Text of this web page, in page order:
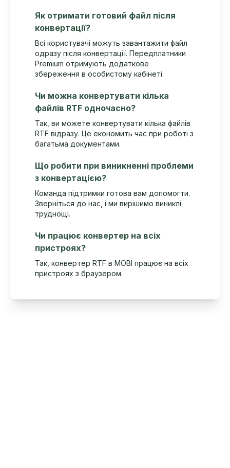
Як отримати готовий файл після
конвертації?
Всі користувачі можуть завантажити файл
одразу після конвертації. Передплатники
Premium отримують додаткове
збереження в особистому кабінеті.
Чи можна конвертувати кілька
файлів RTF одночасно?
Так, ви можете конвертувати кілька файлів
RTF відразу. Це економить час при роботі з
багатьма документами.
Що робити при виникненні проблеми
з конвертацією?
Команда підтримки готова вам допомогти.
Зверніться до нас, і ми вирішимо виниклі
труднощі.
Чи працює конвертер на всіх
пристроях?
Так, конвертер RTF в MOBI працює на всіх
пристроях з браузером.